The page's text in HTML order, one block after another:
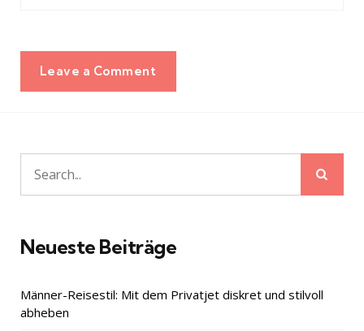
Leave a Comment
Search
for:
Neueste Beiträge
Männer-Reisestil: Mit dem Privatjet diskret und stilvoll
abheben